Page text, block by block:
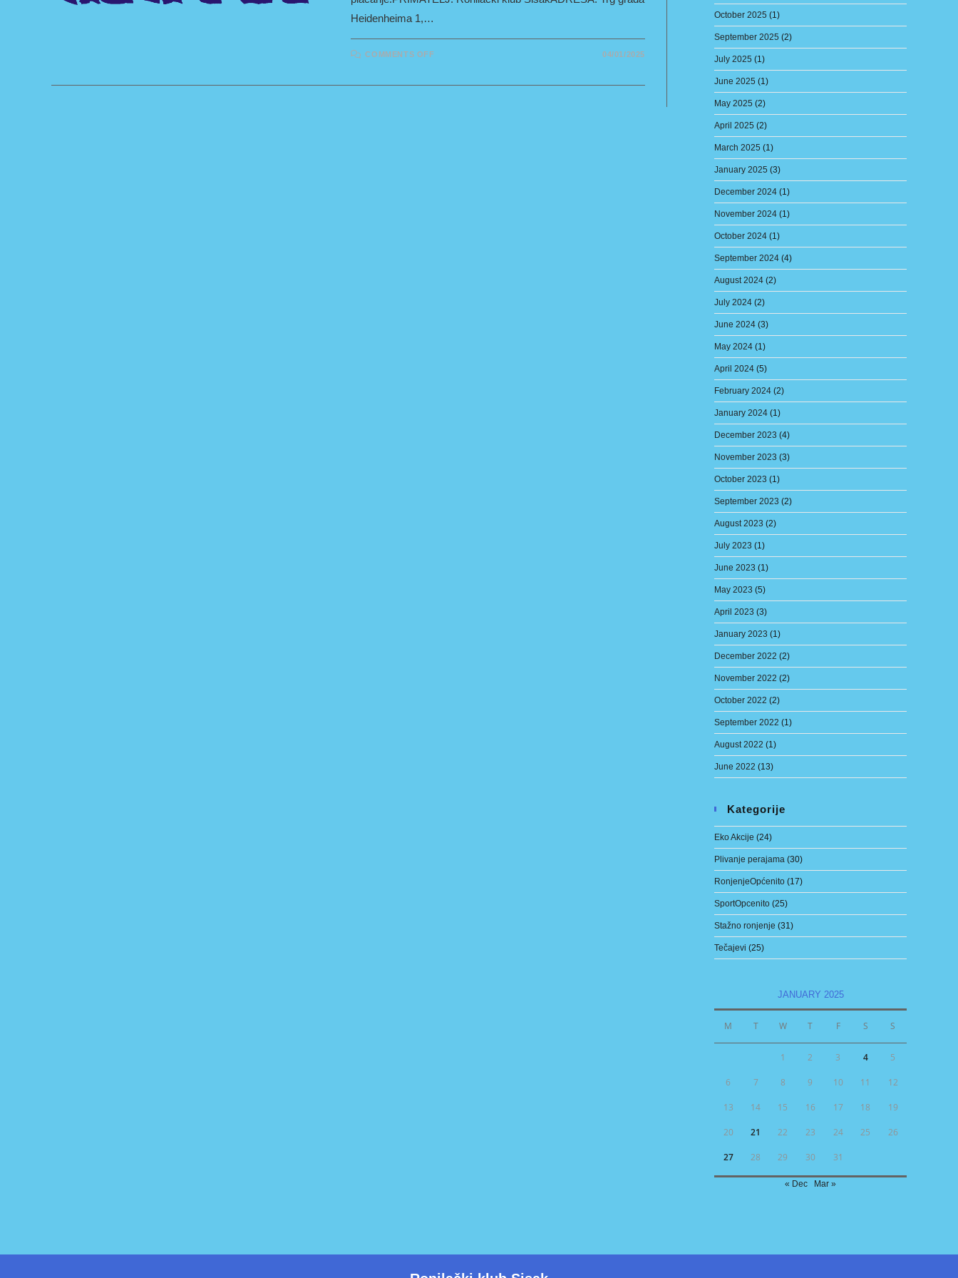
Heidenheima 1,…
COMMENTS OFF 04/01/2025
October 2025 (1)
September 2025 (2)
July 2025 (1)
June 2025 (1)
May 2025 (2)
April 2025 (2)
March 2025 (1)
January 2025 (3)
December 2024 (1)
November 2024 (1)
October 2024 (1)
September 2024 (4)
August 2024 (2)
July 2024 (2)
June 2024 (3)
May 2024 (1)
April 2024 (5)
February 2024 (2)
January 2024 (1)
December 2023 (4)
November 2023 (3)
October 2023 (1)
September 2023 (2)
August 2023 (2)
July 2023 (1)
June 2023 (1)
May 2023 (5)
April 2023 (3)
January 2023 (1)
December 2022 (2)
November 2022 (2)
October 2022 (2)
September 2022 (1)
August 2022 (1)
June 2022 (13)
Kategorije
Eko Akcije (24)
Plivanje perajama (30)
RonjenjeOpćenito (17)
SportOpcenito (25)
Stažno ronjenje (31)
Tečajevi (25)
JANUARY 2025
M T W T F S S
1 2 3 4 5
6 7 8 9 10 11 12
13 14 15 16 17 18 19
20 21 22 23 24 25 26
27 28 29 30 31
« Dec Mar »